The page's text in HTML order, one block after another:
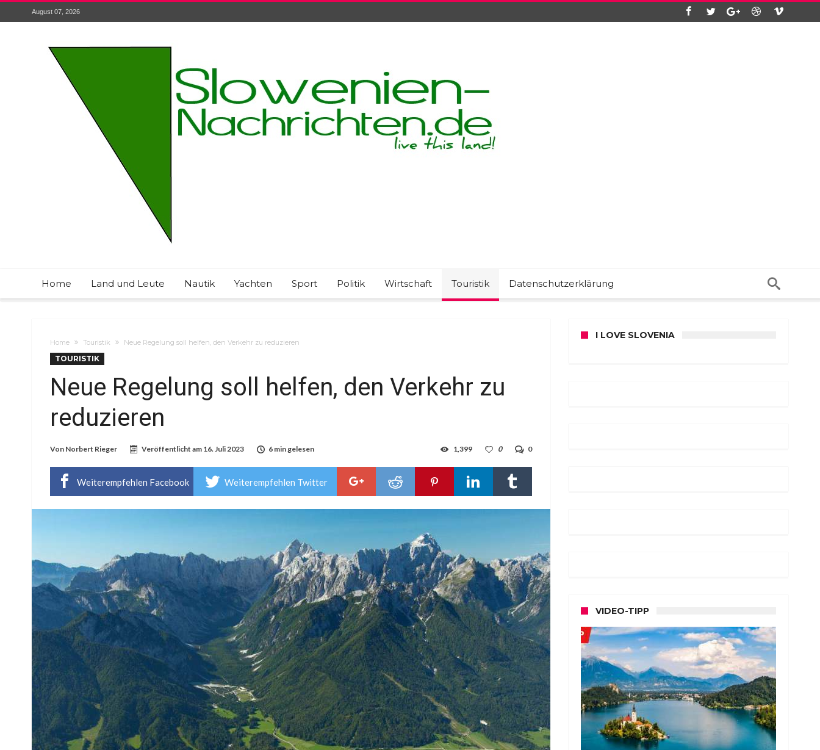
August 07, 2026
Home Land und Leute Nautik Yachten Sport Politik Wirtschaft Touristik Datenschutzerklärung
Home Touristik Neue Regelung soll helfen, den Verkehr zu reduzieren
TOURISTIK
Neue Regelung soll helfen, den Verkehr zu
reduzieren
Von Norbert Rieger Veröffentlicht am 16. Juli 2023 6 min gelesen 0
0
1,399
Weiterempfehlen Facebook Weiterempfehlen Twitter
I LOVE SLOVENIA
VIDEO-TIPP